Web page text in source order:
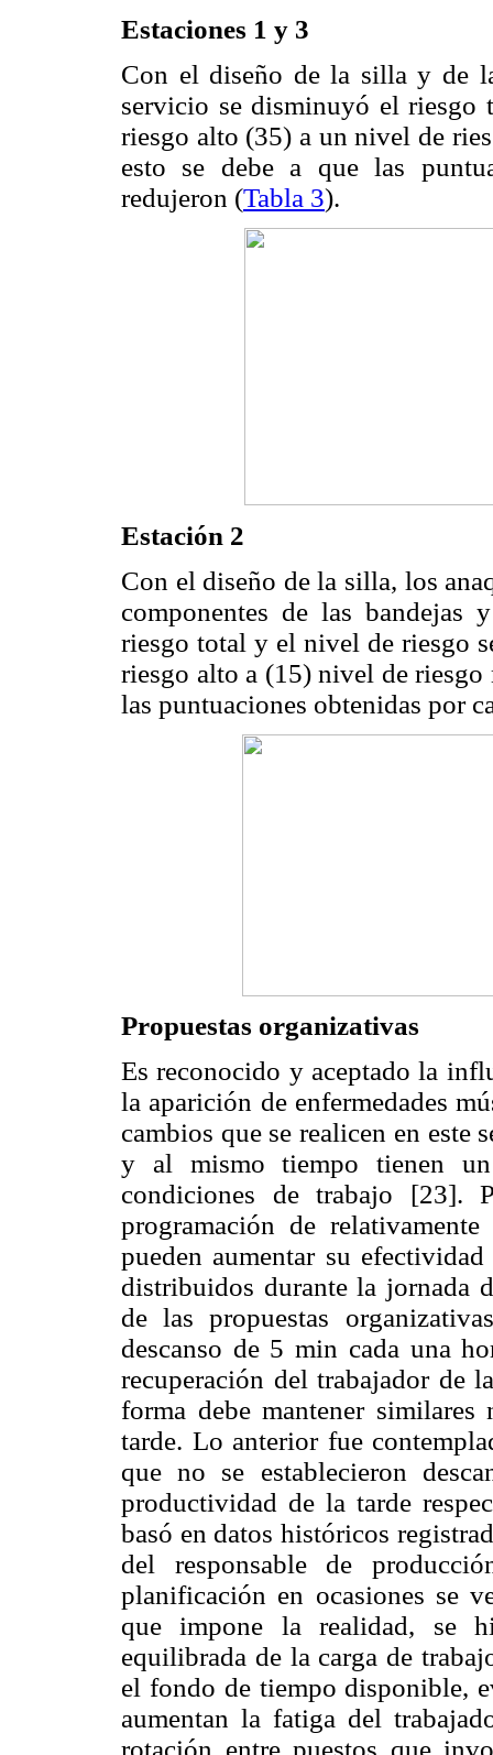
Estaciones 1 y 3
Con el diseño de la silla y de
servicio se disminuyó el
riesgo alto (35) a un nivel de
esto se debe a que las
redujeron (Tabla 3).
Estación 2
Con el diseño de la silla, los
componentes de las
riesgo total y el nivel de riesgo
riesgo alto a (15) nivel de riesgo
las puntuaciones obtenidas por
Propuestas organizativas
Es reconocido y aceptado la
la aparición de enfermedades
cambios que se realicen en este
y al mismo tiempo tienen
condiciones de trabajo [23].
programación de
pueden aumentar su
distribuidos durante la jornada
de las propuestas
descanso de 5 min cada una
recuperación del trabajador de
forma debe mantener
tarde. Lo anterior fue
que no se establecieron
productividad de la tarde
basó en datos históricos
del responsable de
planificación en ocasiones se
que impone la realidad, se
equilibrada de la carga de
el fondo de tiempo disponible,
aumentan la fatiga del